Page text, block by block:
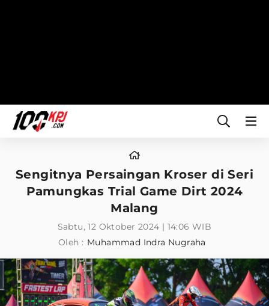
Sengitnya Persaingan Kroser di Seri
Pamungkas Trial Game Dirt 2024
Malang
Sabtu, 12 Oktober 2024 | 14:06 WIB
Oleh : Muhammad Indra Nugraha